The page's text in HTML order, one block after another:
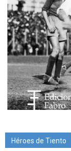
Héroes de Tiento